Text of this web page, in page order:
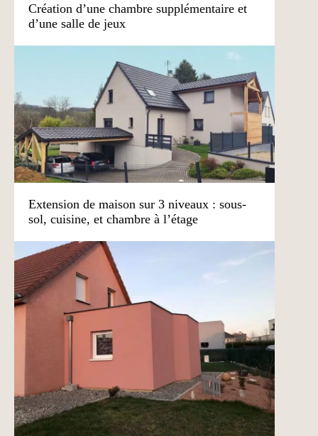
Création d’une chambre supplémentaire et
d’une salle de jeux
Extension de maison sur 3 niveaux : sous-
sol, cuisine, et chambre à l’étage